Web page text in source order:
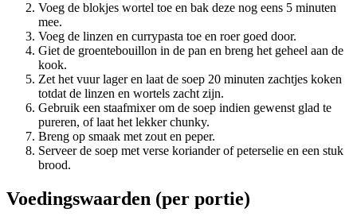
Voeg de blokjes wortel toe en bak deze nog eens 5 minuten
mee.
Voeg de linzen en currypasta toe en roer goed door.
Giet de groentebouillon in de pan en breng het geheel aan de
kook.
Zet het vuur lager en laat de soep 20 minuten zachtjes koken
totdat de linzen en wortels zacht zijn.
Gebruik een staafmixer om de soep indien gewenst glad te
pureren, of laat het lekker chunky.
Breng op smaak met zout en peper.
Serveer de soep met verse koriander of peterselie en een stuk
brood.
Voedingswaarden (per portie)